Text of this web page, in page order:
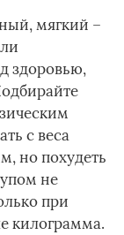
мягкий –
здоровью,
с веса
но похудеть
не
при
килограмма.